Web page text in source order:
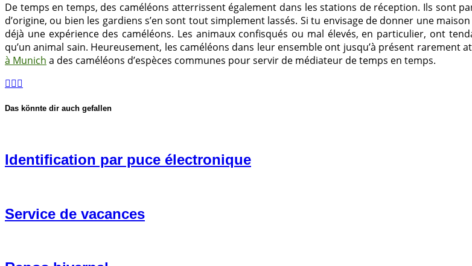
De temps en temps, des caméléons atterrissent également dans les stations de réception. Ils sont
d’origine, ou bien les gardiens s’en sont tout simplement lassés. Si tu envisage de donner une
déjà une expérience des caméléons. Les animaux confisqués ou mal élevés, en particulier, ont
qu’un animal sain. Heureusement, les caméléons dans leur ensemble ont jusqu’à présent rarement
à Munich a des caméléons d’espèces communes pour servir de médiateur de temps en temps.
Das könnte dir auch gefallen
Identification par puce électronique
Service de vacances